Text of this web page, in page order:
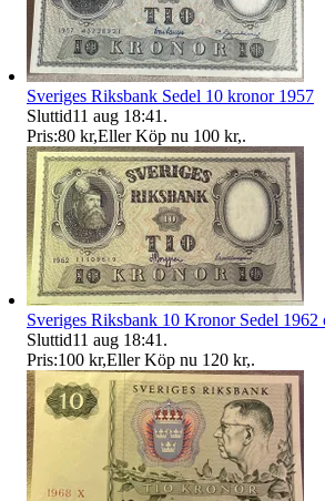
Sveriges Riksbank Sedel 10 kronor 1957
Sluttid11 aug 18:41 .
Pris:80 kr,Eller Köp nu 100 kr,.
Sveriges Riksbank 10 Kronor Sedel 1962
Sluttid11 aug 18:41 .
Pris:100 kr,Eller Köp nu 120 kr,.